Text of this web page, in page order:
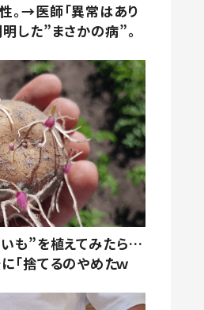
。→医師「異常はあり
した”まさかの病”。
も”を植えてみたら…
「捨てるのやめたｗ